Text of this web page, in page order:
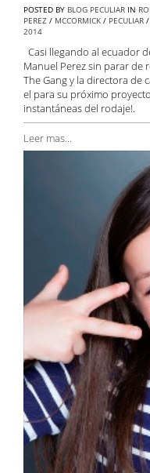
POSTED BY BLOG PECULIAR IN
PEREZ / MCCORMICK / PECULIAR /
2014
Casi llegando al ecuador
Manuel Perez sin parar de
The Gang y la directora de
el para su próximo
instantáneas del rodaje!.
Leer mas...